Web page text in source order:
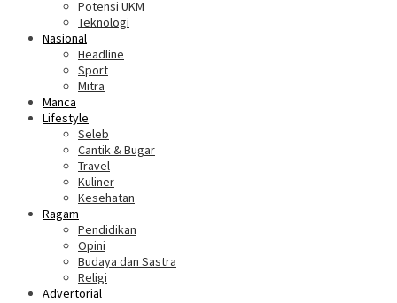
Potensi UKM
Teknologi
Nasional
Headline
Sport
Mitra
Manca
Lifestyle
Seleb
Cantik & Bugar
Travel
Kuliner
Kesehatan
Ragam
Pendidikan
Opini
Budaya dan Sastra
Religi
Advertorial